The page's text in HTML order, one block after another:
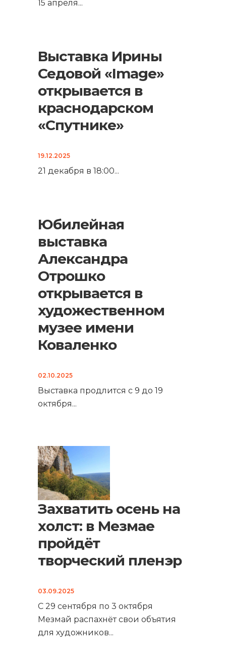
15 апреля...
Выставка Ирины
Седовой «Image»
открывается в
краснодарском
«Спутнике»
19.12.2025
21 декабря в 18:00...
Юбилейная
выставка
Александра
Отрошко
открывается в
художественном
музее имени
Коваленко
02.10.2025
Выставка продлится с 9 до 19
октября...
Захватить осень на
холст: в Мезмае
пройдёт
творческий пленэр
03.09.2025
С 29 сентября по 3 октября
Мезмай распахнёт свои объятия
для художников...